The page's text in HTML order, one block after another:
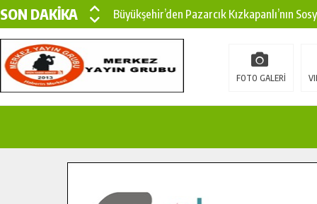
SON DAKİKA
Büyükşehir’den Pazarcık Kızkapanlı’nın
Büyükşehir’den Pazarcık Kırsalına Modern
Çin’den KSÜ’ye Uluslararası Başarı:
FOTO GALERİ